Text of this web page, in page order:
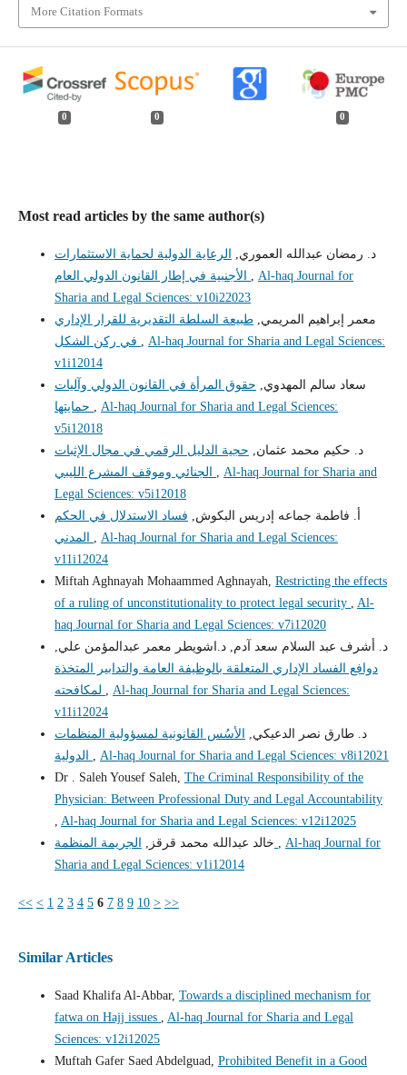
More Citation Formats
0 0 0
Most read articles by the same author(s)
د. رمضان عبدالله العموري,
الرعاية الدولية لحماية الاستثمارات
, Al-haq Journal for
Sharia and Legal Sciences: v10i22023
معمر إبراهيم المريمي,طبيعة السلطة التقديرية للقرار الإداري
, Al-haq Journal for Sharia and Legal Sciences:
v1i12014
سعاد سالم المهدوي, حقوق المرأة في القانون الدولي وآليات
, Al-haq Journal for Sharia and Legal Sciences:
v5i12018
د. حكيم محمد عثمان, حجية الدليل الرقمي في مجال الإثبات
, Al-haq Journal for Sharia and
Legal Sciences: v5i12018
أ. فاطمة جماعه إدريس البكوش, فساد الاستدلال في الحكم
, Al-haq Journal for Sharia and Legal Sciences:
v11i12024
Miftah Aghnayah Mohaammed Aghnayah, Restricting the effects
of a ruling of unconstitutionality to protect legal security , Al-
haq Journal for Sharia and Legal Sciences: v7i12020
د. أشرف عبد السلام سعد آدم, د.اشويطر معمر عبدالمؤمن علي,
دوافع الفساد الإداري المتعلقة بالوظيفة العامة والتدابير المتخذة
, Al-haq Journal for Sharia and Legal Sciences:
v11i12024
د. طارق نصر الدعيكي,
الأسُس القانونية لمسؤولية المنظمات
, Al-haq Journal for Sharia and Legal Sciences: v8i12021
Dr . Saleh Yousef Saleh, The Criminal Responsibility of the
Physician: Between Professional Duty and Legal Accountability
, Al-haq Journal for Sharia and Legal Sciences: v12i12025
خالد عبدالله محمد قرقز, , Al-haq Journal for
Sharia and Legal Sciences: v1i12014
<< < 1 2 3 4 5 6 7 8 9 10 > >>
Similar Articles
Saad Khalifa Al-Abbar, Towards a disciplined mechanism for
fatwa on Hajj issues , Al-haq Journal for Sharia and Legal
Sciences: v12i12025
Muftah Gafer Saed Abdelguad, Prohibited Benefit in a Good